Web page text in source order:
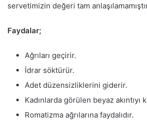
servetimizin değeri tam
Faydalar;
Ağrıları geçirir.
İdrar söktürür.
Adet düzensizliklerini giderir.
Kadınlarda görülen beyaz akıntıyı
Romatizma ağrılarına faydalıdır.